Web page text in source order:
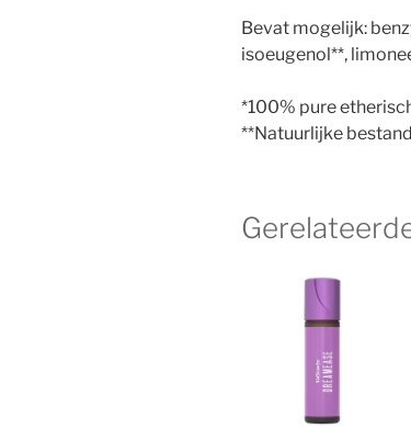
Bevat mogelijk:
isoeugenol**,
*100% pure
**Natuurlijke